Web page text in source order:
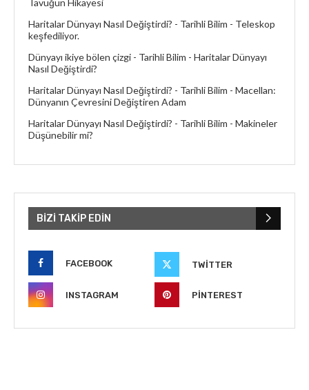
Tavuğun Hikayesi
Haritalar Dünyayı Nasıl Değiştirdi? - Tarihli Bilim - Teleskop
keşfediliyor.
Dünyayı ikiye bölen çizgi - Tarihli Bilim - Haritalar Dünyayı
Nasıl Değiştirdi?
Haritalar Dünyayı Nasıl Değiştirdi? - Tarihli Bilim - Macellan:
Dünyanın Çevresini Değiştiren Adam
Haritalar Dünyayı Nasıl Değiştirdi? - Tarihli Bilim - Makineler
Düşünebilir mi?
BIZI TAKIP EDIN
FACEBOOK TWITTER
INSTAGRAM PINTEREST